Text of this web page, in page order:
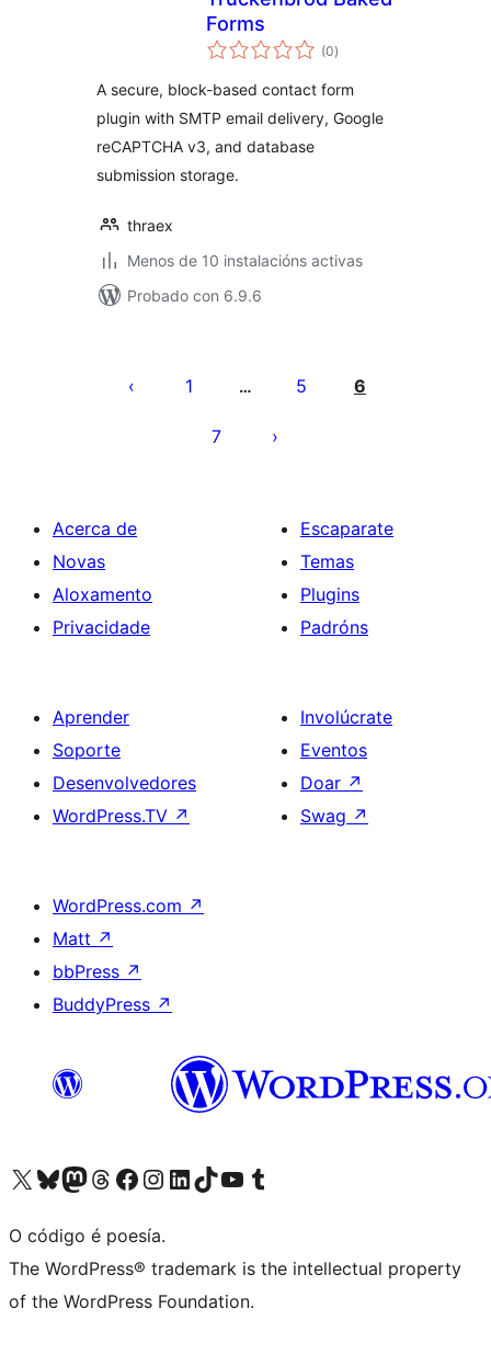
Forms
(0valoracións
totais
)
A secure, block-based contact form
plugin with SMTP email delivery, Google
reCAPTCHA v3, and database
submission storage.
thraex
Menos de 10 instalacións activas
Probado con 6.9.6
1 … 5 6
7
Acerca de
Novas
Aloxamento
Privacidade
Escaparate
Temas
Plugins
Padróns
Aprender
Soporte
Desenvolvedores
WordPress.TV ↗
Involúcrate
Eventos
Doar ↗
Swag ↗
WordPress.com ↗
Matt ↗
bbPress ↗
BuddyPress ↗
Visita la cuenta de X (anteriormente Twitter)
Visita a nosa conta de Bluesky
Visita a nosa conta de Mastodon
Visita a nosa conta de Threads
Visita a nosa páxina de Facebook
Visita a nosa conta de Instagram
Visita a nosa conta de LinkedIn
Visita a nosa conta de TikTok
Visita a nosa canle de YouTube
Visita a nosa conta de Tumblr
O código é poesía.
The WordPress® trademark is the intellectual property
of the WordPress Foundation.